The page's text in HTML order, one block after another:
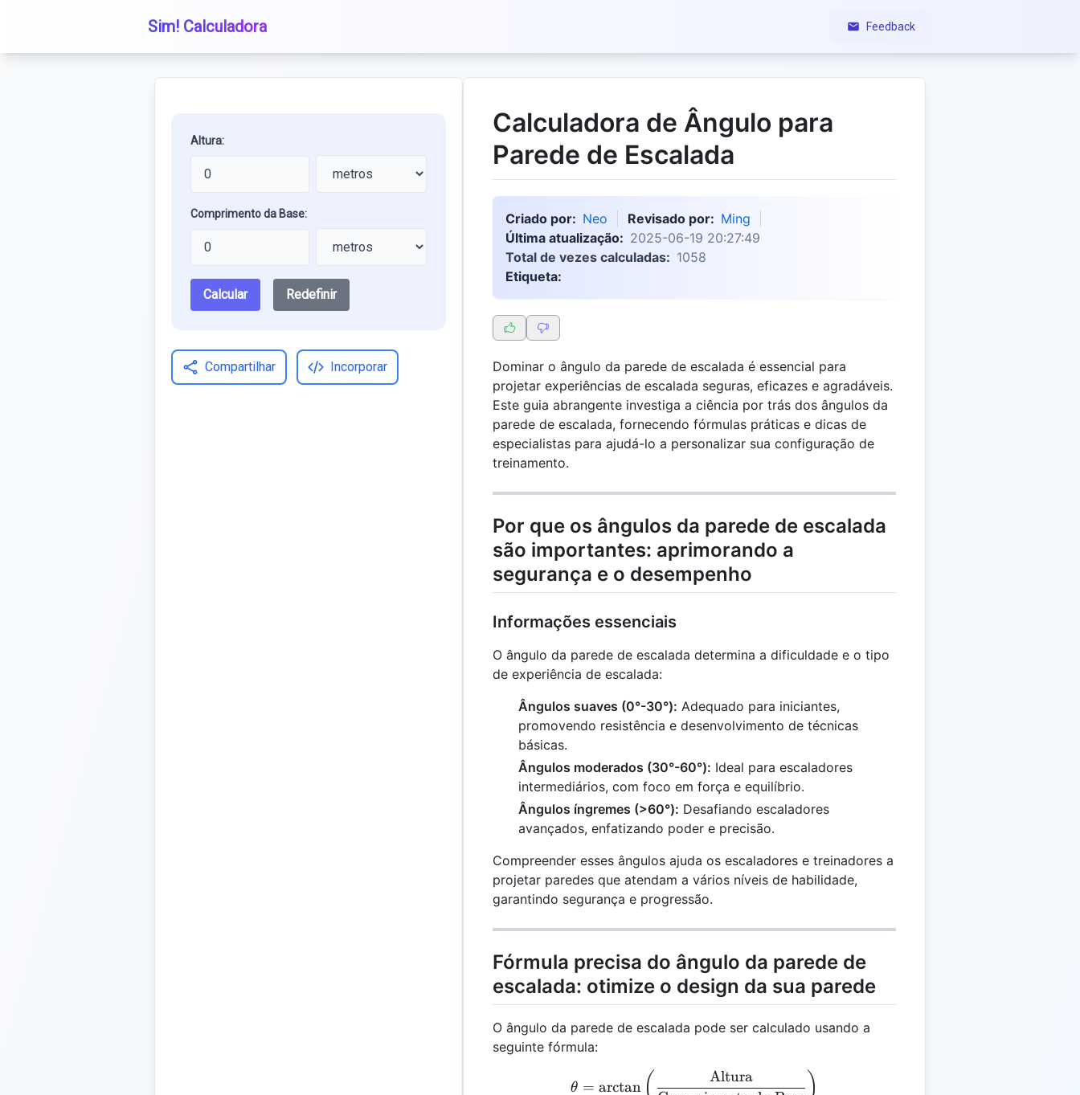
Sim! Calculadora Feedback
Altura:
Comprimento da Base:
Calcular Redefinir
Compartilhar Incorporar
Calculadora de Ângulo para
Parede de Escalada
Criado por: Neo Revisado por: Ming
Última atualização: 2025-06-19 20:27:49
Total de vezes calculadas: 1058
Etiqueta:
Dominar o ângulo da parede de escalada é essencial para
projetar experiências de escalada seguras, eficazes e agradáveis.
Este guia abrangente investiga a ciência por trás dos ângulos da
parede de escalada, fornecendo fórmulas práticas e dicas de
especialistas para ajudá-lo a personalizar sua configuração de
treinamento.
Por que os ângulos da parede de escalada
são importantes: aprimorando a
segurança e o desempenho
Informações essenciais
O ângulo da parede de escalada determina a dificuldade e o tipo
de experiência de escalada:
Ângulos suaves (0°-30°): Adequado para iniciantes,
promovendo resistência e desenvolvimento de técnicas
básicas.
Ângulos moderados (30°-60°): Ideal para escaladores
intermediários, com foco em força e equilíbrio.
Ângulos íngremes (>60°): Desafiando escaladores
avançados, enfatizando poder e precisão.
Compreender esses ângulos ajuda os escaladores e treinadores a
projetar paredes que atendam a vários níveis de habilidade,
garantindo segurança e progressão.
Fórmula precisa do ângulo da parede de
escalada: otimize o design da sua parede
O ângulo da parede de escalada pode ser calculado usando a
seguinte fórmula:
\theta =
θ = arctan
Altura